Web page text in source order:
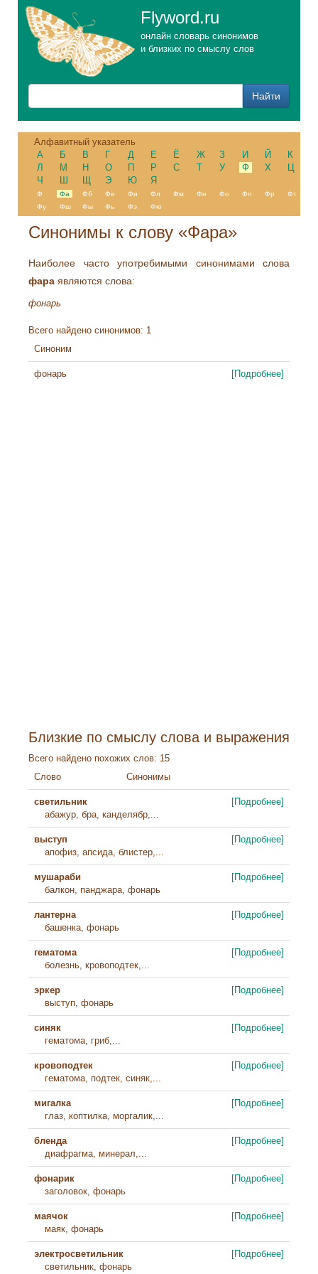
Flyword.ru
онлайн словарь синонимов
и близких по смыслу слов
Алфавитный указатель
А
Б В Г Д Е Ё Ж З И Й
К
Л
М Н О П Р С Т У Ф Х
Ц
Ч
Ш Щ Э Ю Я
Ф Фа Фб Фе Фи Фл Фм Фн Фо Фп Фр
Фт
Фу
Фш Фы Фь Фэ Фю
Синонимы к слову «Фара»
Наиболее часто употребимыми синонимами слова
фара являются слова:
фонарь
Всего найдено синонимов: 1
Синоним
фонарь [Подробнее]
Близкие по смыслу слова и выражения
Всего найдено похожих слов: 15
Слово
Синонимы
светильник
абажур, бра, канделябр,...
[Подробнее]
выступ
апофиз, апсида, блистер,...
[Подробнее]
мушараби
балкон, панджара, фонарь
[Подробнее]
лантерна
башенка, фонарь
[Подробнее]
гематома
болезнь, кровоподтек,...
[Подробнее]
эркер
выступ, фонарь
[Подробнее]
синяк
гематома, гриб,...
[Подробнее]
кровоподтек
гематома, подтек, синяк,...
[Подробнее]
мигалка
глаз, коптилка, моргалик,...
[Подробнее]
бленда
диафрагма, минерал,...
[Подробнее]
фонарик
заголовок, фонарь
[Подробнее]
маячок
маяк, фонарь
[Подробнее]
электросветильник
светильник, фонарь
[Подробнее]